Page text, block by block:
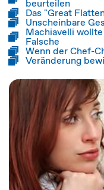
beurteilen
Das "Great
Unscheinbare
Machiavelli
Falsche
Wenn der Chef-
Veränderung